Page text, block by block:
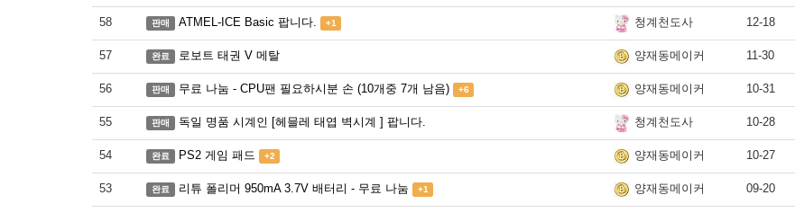
58 판매 ATMEL-ICE Basic 팝니다. +1 청계천도사 12-18
57 완료 로보트 태권 V 메탈 양재동메이커 11-30
56 판매 무료 나눔 - CPU팬 필요하시분 손 (10개중 7개 남음) +6 양재동메이커 10-31
55 판매 독일 명품 시계인 [헤믈레 태엽 벽시계 ] 팝니다. 청계천도사 10-28
54 완료 PS2 게임 패드 +2 양재동메이커 10-27
53 완료 리튜 폴리머 950mA 3.7V 배터리 - 무료 나눔 +1 양재동메이커 09-20